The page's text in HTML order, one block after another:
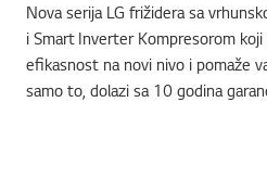
Nova serija LG frižidera sa
i Smart Inverter Kompresorom
efikasnost na novi nivo i pomaže
samo to, dolazi sa 10 godina